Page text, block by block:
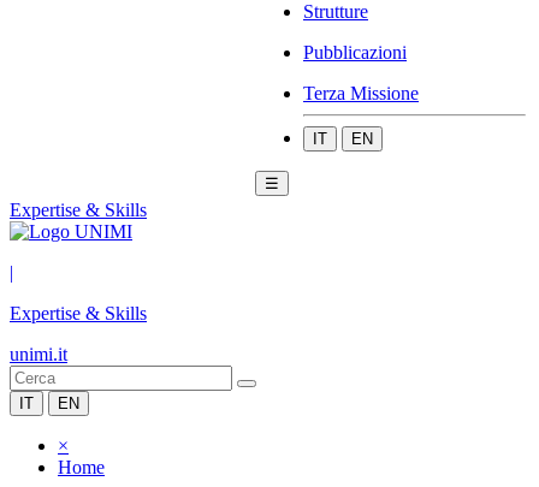
Strutture
Pubblicazioni
Terza Missione
IT EN
☰
Expertise & Skills
|
Expertise & Skills
unimi.it
IT EN
×
Home